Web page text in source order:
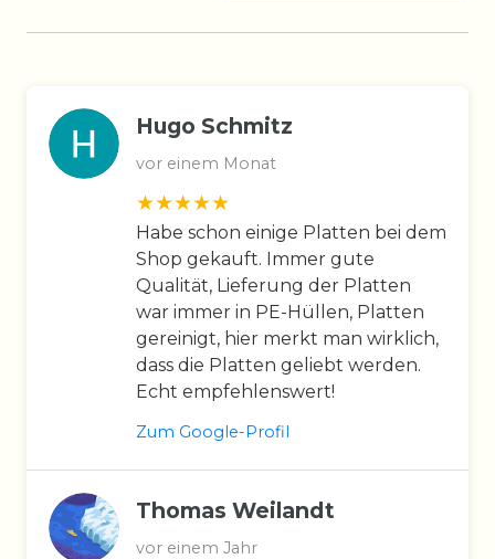
Hugo Schmitz
vor einem Monat
Habe schon einige Platten bei dem
Shop gekauft. Immer gute
Qualität, Lieferung der Platten
war immer in PE-Hüllen, Platten
gereinigt, hier merkt man wirklich,
dass die Platten geliebt werden.
Echt empfehlenswert!
Zum Google-Profil
Thomas Weilandt
vor einem Jahr